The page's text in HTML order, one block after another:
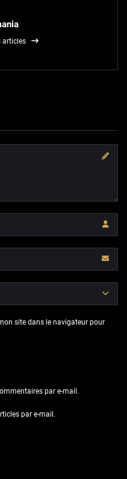
articles
site dans le navigateur pour
par e-mail.
par e-mail.